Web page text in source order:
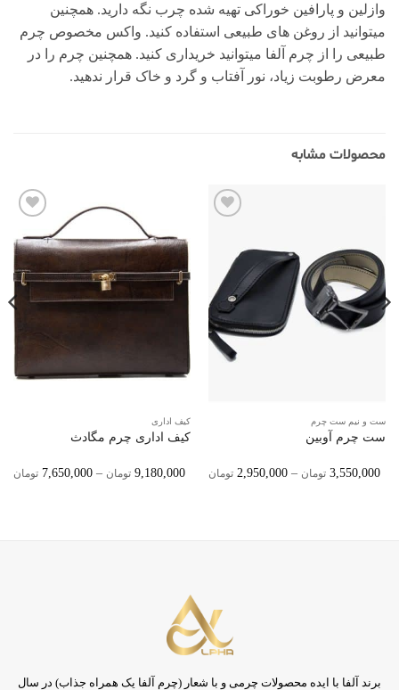
وازلین و پارافین خوراکی تهیه شده چرب نگه دارید. همچنین
میتوانید از روغن های طبیعی استفاده کنید. واکس مخصوص چرم
طبیعی را از چرم آلفا میتوانید خریداری کنید. همچنین چرم را در
معرض رطوبت زیاد، نور آفتاب و گرد و خاک قرار ندهید.
محصولات مشابه
علاقه
مندی‌ها
ست و نیم ست چرم
ست چرم آوبین
3,550,000 تومان –
2,950,000 تومان Price
به
علاقه
کیف اداری
کیف اداری چرم مگادث
9,180,000 تومان –
7,650,000 تومان
برند آلفا با ایده محصولات چرمی و با شعار (چرم آلفا یک همراه جذاب) در سال